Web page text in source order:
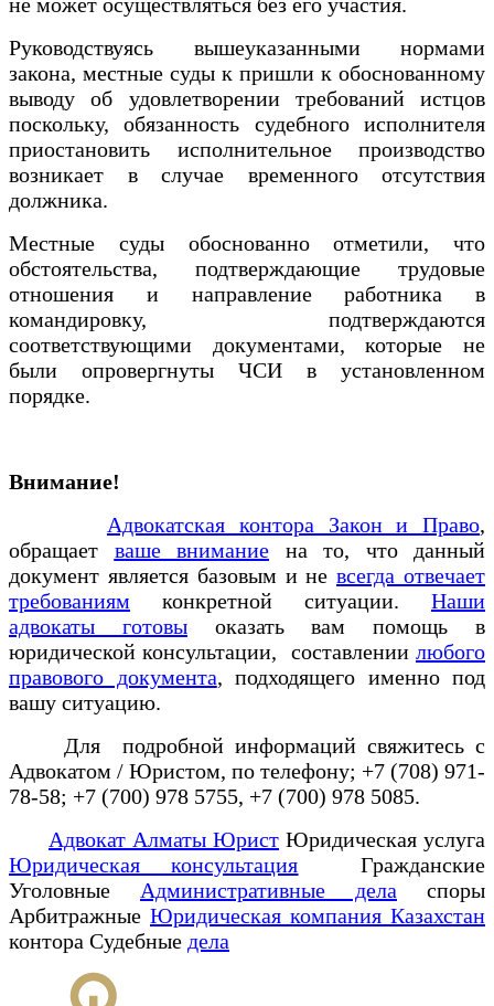
Руководствуясь вышеуказанными нормами
закона, местные суды к пришли к обоснованному
выводу об удовлетворении требований истцов
поскольку, обязанность судебного исполнителя
приостановить исполнительное производство
возникает в случае временного отсутствия
должника.
Местные суды обоснованно отметили, что
обстоятельства, подтверждающие трудовые
отношения и направление работника в
командировку, подтверждаются
соответствующими документами, которые не
были опровергнуты ЧСИ в установленном
порядке.
Внимание!
Адвокатская контора Закон и Право,
обращает ваше внимание на то, что данный
документ является базовым и невсегда отвечает
требованиям конкретной ситуации. Наши
адвокаты готовыоказать вам помощь в
юридической консультации, составлении любого
правового документа, подходящего именно под
вашу ситуацию.
Для подробной информаций свяжитесь с
Адвокатом / Юристом, по телефону; +7 (708) 971-
78-58; +7 (700) 978 5755, +7 (700) 978 5085.
Адвокат Алматы Юрист Юридическая услуга
Юридическая консультация Гражданские
Уголовные Административные дела споры
Арбитражные Юридическая компания Казахстан
контора Судебные дела